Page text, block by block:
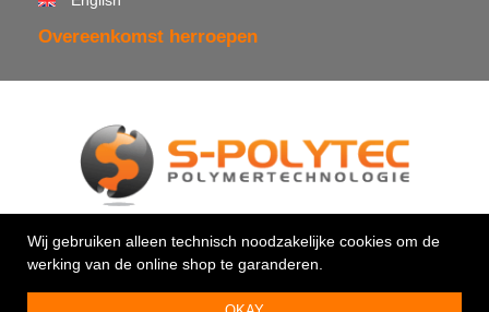
Overeenkomst herroepen
© 2026 •S-Polytec GmbH
Uw vakman voor kunststoffen & kleefstoffen
Wij gebruiken alleen technisch noodzakelijke cookies om de
werking van de online shop te garanderen.